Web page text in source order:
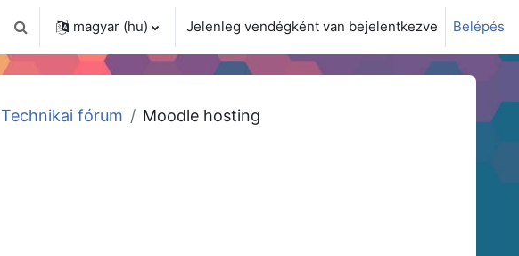
Keresési bemeneti adatok váltása
magyar ‎(hu)‎ Jelenleg vendégként van bejelentkezve Belépés
Technikai fórum Moodle hosting